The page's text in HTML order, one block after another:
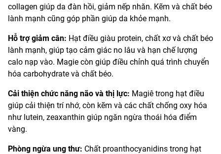
collagen giúp da đàn hồi, giảm nếp nhăn. Kẽm và chất béo
lành mạnh cũng góp phần giúp da khỏe mạnh.
Hỗ trợ giảm cân: Hạt điều giàu protein, chất xơ và chất béo
lành mạnh, giúp tạo cảm giác no lâu và hạn chế lượng
calo nạp vào. Magie còn giúp điều chỉnh quá trình chuyển
hóa carbohydrate và chất béo.
Cải thiện chức năng não và thị lực: Magiê trong hạt điều
giúp cải thiện trí nhớ, còn kẽm và các chất chống oxy hóa
như lutein, zeaxanthin giúp ngăn ngừa thoái hóa điểm
vàng.
Phòng ngừa ung thư: Chất proanthocyanidins trong hạt